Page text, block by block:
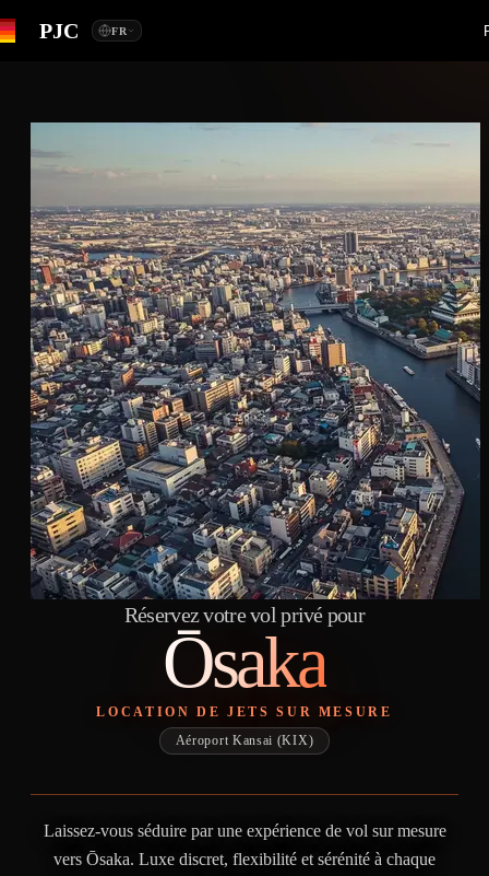
PJC FR
Réservez votre vol privé pour
Ōsaka
LOCATION DE JETS SUR MESURE
Aéroport Kansai (KIX)
Laissez-vous séduire par une expérience de vol sur mesure
vers Ōsaka. Luxe discret, flexibilité et sérénité à chaque